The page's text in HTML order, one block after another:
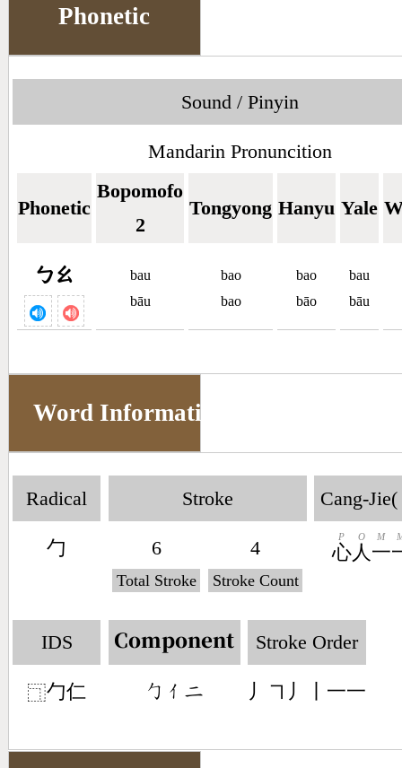
Phonetic
Sound / Pinyin
Mandarin Pronuncition
Phonetic
Bopomofo
2
Tongyong Hanyu Yale
ㄅㄠ
bau
bāu
bao
bao
bao
bāo
bau
bāu
Word Information
Radical
勹
Stroke
6
Total Stroke
4
Stroke Count
Cang-Jie(
心
P
人
O
一
M
IDS
⿹勹仁
Component
󶀿󶀭󶀒
Stroke Order
丿㇕丿丨一一